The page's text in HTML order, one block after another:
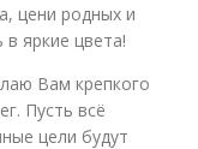
цени родных и
яркие цвета!
Вам крепкого
Пусть всё
цели будут